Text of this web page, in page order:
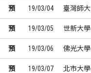
預 19/03/04 臺灣師大
預 19/03/05 世新大學
預 19/03/06 佛光大學
預 19/03/07 北市大學